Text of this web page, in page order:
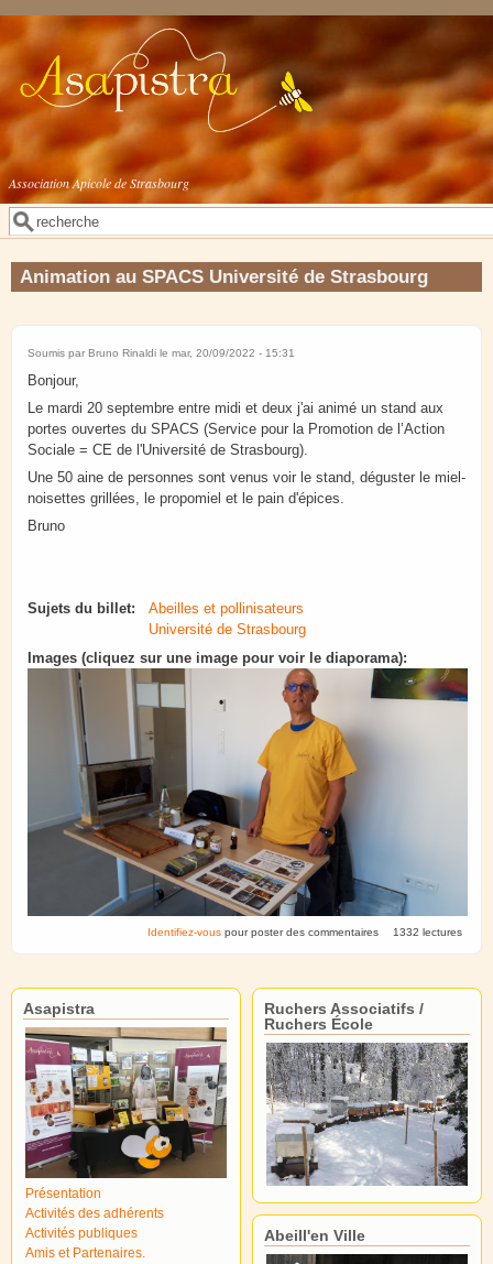
Aller au contenu principal
Association Apicole de Strasbourg
Formulaire de recherche
Rechercher
Animation au SPACS Université de Strasbourg
Soumis par Bruno Rinaldi le mar, 20/09/2022 - 15:31
Bonjour,
Le mardi 20 septembre entre midi et deux j'ai animé un stand aux
portes ouvertes du SPACS (Service pour la Promotion de l’Action
Sociale = CE de l'Université de Strasbourg).
Une 50 aine de personnes sont venus voir le stand, déguster le miel-
noisettes grillées, le propomiel et le pain d'épices.
Bruno
Sujets du billet:
Abeilles et pollinisateurs
Université de Strasbourg
Images (cliquez sur une image pour voir le diaporama):
Identifiez-vous pour poster des commentaires 1332 lectures
Asapistra
Présentation
Activités des adhérents
Activités publiques
Amis et Partenaires.
Ruchers Associatifs /
Ruchers École
Abeill'en Ville